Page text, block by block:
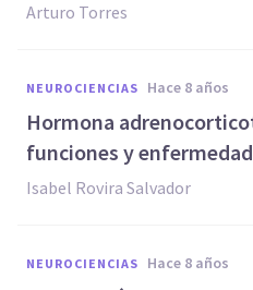
Arturo Torres
NEUROCIENCIAS hace 8 años
Hormona
funciones y
Isabel Rovira Salvador
NEUROCIENCIAS hace 8 años